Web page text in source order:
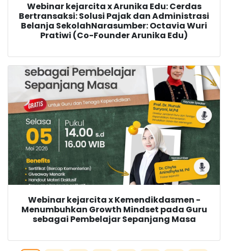
Webinar kejarcita x Arunika Edu: Cerdas
Bertransaksi: Solusi Pajak dan Administrasi
Belanja SekolahNarasumber: Octavia Wuri
Pratiwi (Co-Founder Arunika Edu)
Webinar kejarcita x Kemendikdasmen -
Menumbuhkan Growth Mindset pada Guru
sebagai Pembelajar Sepanjang Masa